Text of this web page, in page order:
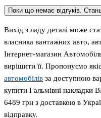
Поки що немає відгуків.
Вихід з ладу деталі може
власника вантажних авто,
Інтернет-магазин
вирішити її. Пропонуємо
автомобілів за доступною
купити Гальмівні накладки
6489 грн з доставкою в
відправку.